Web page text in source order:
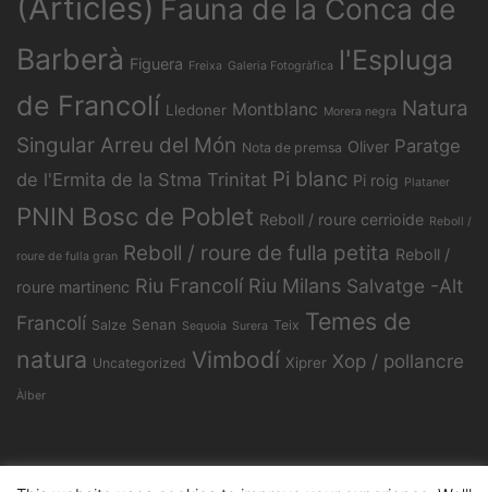
(Articles) Fauna de la Conca de
Barberà Figuera Freixa Galeria Fotogràfica
l'Espluga
de Francolí Lledoner Montblanc Morera negra
Natura
Singular Arreu del Món Nota de premsa Oliver Paratge
de l'Ermita de la Stma Trinitat Pi blanc Pi roig Plataner
PNIN Bosc de Poblet Reboll / roure cerrioide Reboll /
roure de fulla gran Reboll / roure de fulla petita Reboll /
roure martinenc Riu Francolí Riu Milans Salvatge -Alt
Francolí Salze Senan Sequoia Surera Teix Temes de
natura Uncategorized Vimbodí Xiprer Xop / pollancre
Àlber